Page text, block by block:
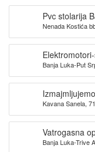
Pvc stolarija
Nenada Kostića
Banja Luka-Put
Kavana Sanela,
Vatrogasna
Banja Luka-Trive